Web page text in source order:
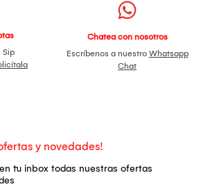
Sip
Chatea con nosotros
Escríbenos a nuestro Whatsapp
Chat
y novedades!
tu inbox todas nuestras ofertas